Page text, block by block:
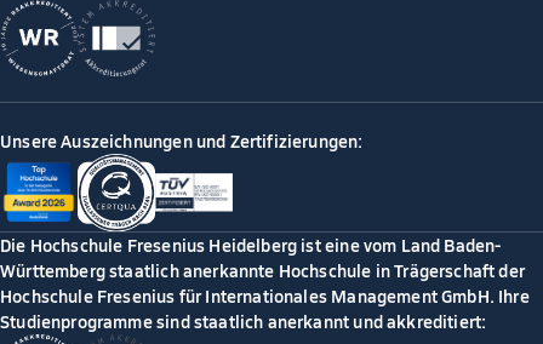
Unsere Auszeichnungen und Zertifizierungen:
Die Hochschule Fresenius Heidelberg ist eine vom Land Baden-
Württemberg staatlich anerkannte Hochschule in Trägerschaft der
Hochschule Fresenius für Internationales Management GmbH. Ihre
Studienprogramme sind staatlich anerkannt und akkreditiert: